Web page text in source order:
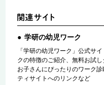
学研の幼児ワーク
「学研の幼児ワーク」公式サ
クの特徴のご紹介、無料お試
お子さんにぴったりのワーク
ティサイトへのリンクなど